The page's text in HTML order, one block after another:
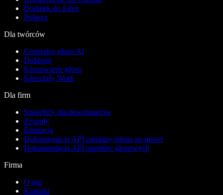
Dodatek do Edge
Pobierz
Dla twórców
Generator głosu AI
Dubbing
Klonowanie głosu
Speechify Work
Dla firm
Speechify dla deweloperów
Zespoły
Edukacja
Dokumentacja API zamiany tekstu na mowę
Dokumentacja API agentów głosowych
Firma
O nas
Kontakt